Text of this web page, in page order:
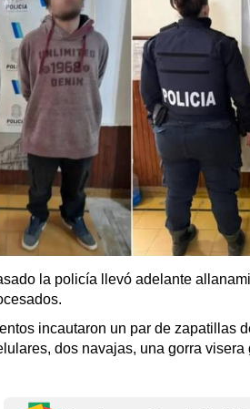
la policía llevó adelante
incautaron un par de zapatillas
dos navajas, una gorra visera